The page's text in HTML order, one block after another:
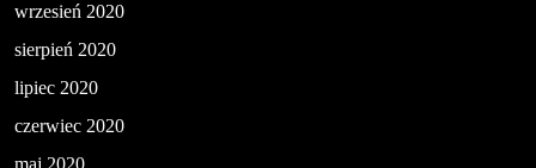
wrzesień 2020
sierpień 2020
lipiec 2020
czerwiec 2020